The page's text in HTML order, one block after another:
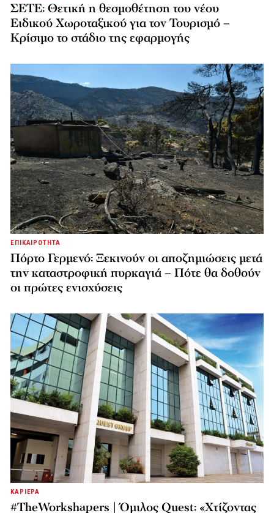
ΣΕΤΕ: Θετική η θεσμοθέτηση του νέου
Ειδικού Χωροταξικού για τον Τουρισμό –
Κρίσιμο το στάδιο της εφαρμογής
ΕΠΙΚΑΙΡΟΤΗΤΑ
Πόρτο Γερμενό: Ξεκινούν οι αποζημιώσεις μετά
την καταστροφική πυρκαγιά – Πότε θα δοθούν
οι πρώτες ενισχύσεις
ΚΑΡΙΕΡΑ
#TheWorkshapers | Όμιλος Quest: «Χτίζοντας